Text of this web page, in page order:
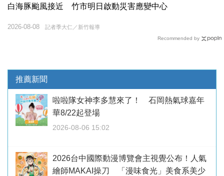
白海豚颱風接近 竹市明日啟動災害應變中心
記者季大仁／新竹報導
2026-08-08
Recommended by
推薦新聞
啦啦隊女神李多慧來了！ 石岡熱氣球嘉年
華8/22起登場
2026-08-06 15:02
2026台中國際動漫博覽會主視覺公布！人氣
繪師MAKAI操刀 「漫味食光」美食系美少